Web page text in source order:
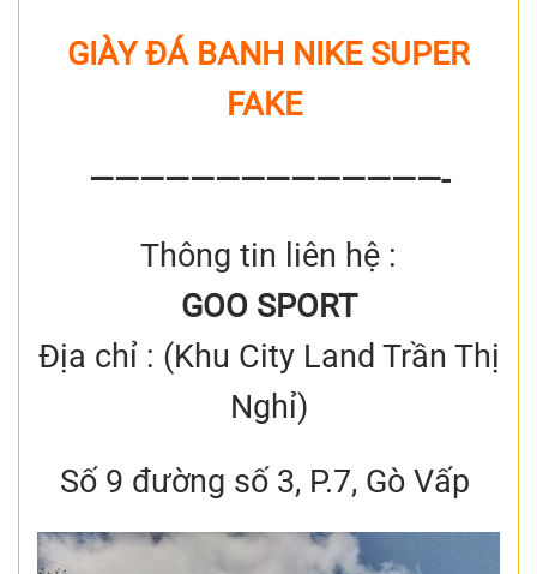
GIÀY ĐÁ BANH NIKE SUPER
FAKE
——————————————-
Thông tin liên hệ :
GOO SPORT
Địa chỉ : (Khu City Land Trần Thị
Nghỉ)
Số 9 đường số 3, P.7, Gò Vấp